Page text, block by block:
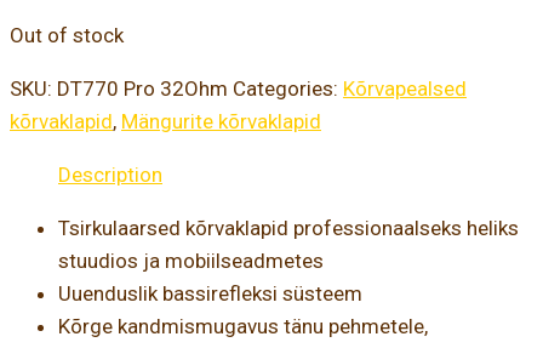
Out of stock
SKU: DT770 Pro 32Ohm Categories: Kõrvapealsed
kõrvaklapid, Mängurite kõrvaklapid
Description
Tsirkulaarsed kõrvaklapid professionaalseks heliks
stuudios ja mobiilseadmetes
Uuenduslik bassirefleksi süsteem
Kõrge kandmismugavus tänu pehmetele,